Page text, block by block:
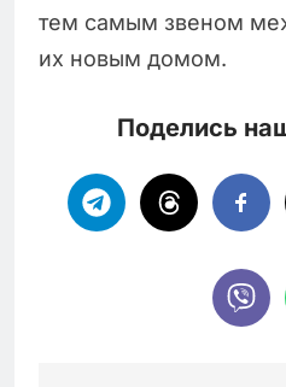
тем самым звеном
их новым домом.
Поделись